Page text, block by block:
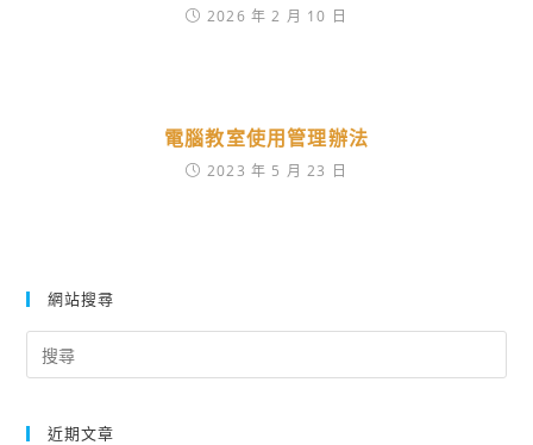
2026 年 2 月 10 日
電腦教室使用管理辦法
2023 年 5 月 23 日
網站搜尋
for:
近期文章